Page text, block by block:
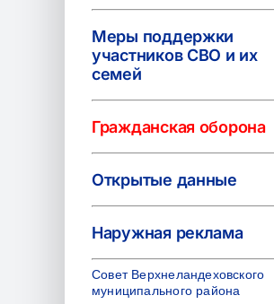
Меры поддержки
участников СВО и их
семей
Гражданская оборона
Открытые данные
Наружная реклама
Совет Верхнеландеховского
муниципального района